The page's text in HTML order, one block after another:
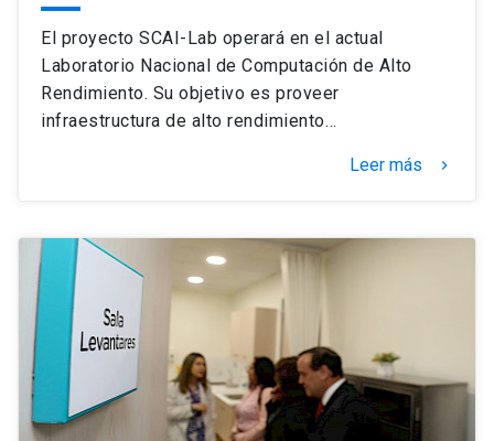
El proyecto SCAI-Lab operará en el actual
Laboratorio Nacional de Computación de Alto
Rendimiento. Su objetivo es proveer
infraestructura de alto rendimiento…
Leer más keyboard_arrow_right